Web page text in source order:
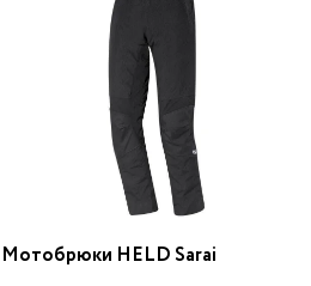
Мотобрюки HELD Sarai